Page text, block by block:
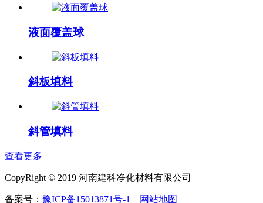
液面覆盖球
斜板填料
斜管填料
查看更多
CopyRight © 2019 河南建科净化材料有限公司
备案号： 豫ICP备15013871号-1 网站地图